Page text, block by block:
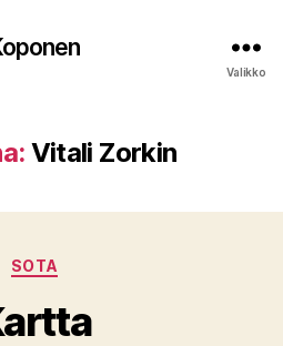
Valikko
Vitali Zorkin
Kategoriat
SOTA